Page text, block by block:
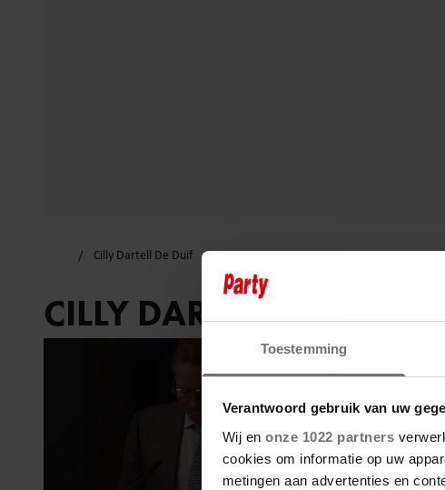
Toestemming
Verantwoord gebruik van uw
Wij en onze 1022 partners
cookies om informatie op uw
metingen aan advertenties en
Cilly Dartell De Duif
CILLY DARTELL DE DUIF